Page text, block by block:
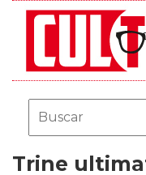
Trine